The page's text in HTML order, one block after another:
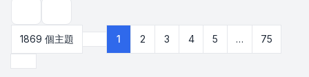
1869 個主題
第1 頁 (共 75 頁)
1 2 3 4 5 …
75